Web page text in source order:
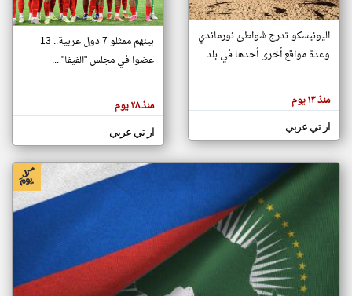
تغيير الدولة
اخبار جزر القمر على مدار الساعة
أهم اخبار جزر القمر العاجلة والمباشرة
هنا عن
وجهة
كاتبيها.
اليونيسكو تدرج شواطئ نورماندي
وعدة مواقع أخرى أحدها في بلد ...
منذ ١٣ يوم
ار تي عربي
بينهم ممثلو 7 دول عربية.. 13
عضوا في مجلس "الفيفا" ...
منذ ٢٨ يوم
ار تي عربي
klyoum.com